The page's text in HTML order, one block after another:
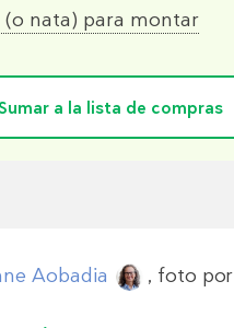
(o nata) para montar
a la lista de compras
Aobadia , foto por